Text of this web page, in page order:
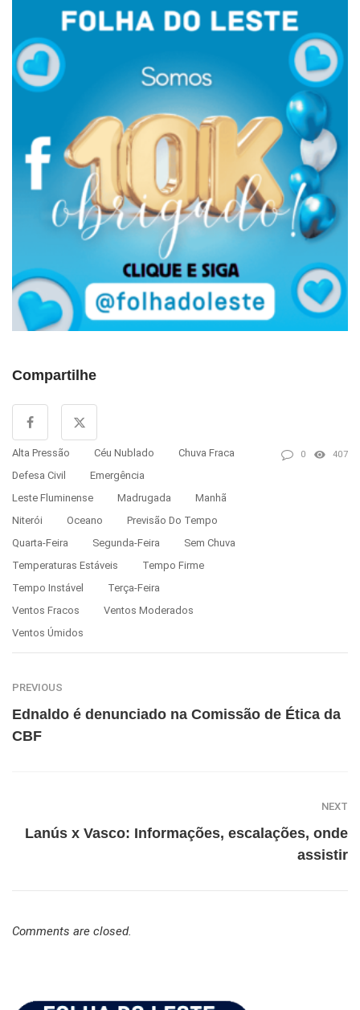
Compartilhe
Alta Pressão Céu Nublado
Chuva Fraca
Defesa Civil
Emergência
Leste Fluminense
Madrugada
Manhã
Niterói
Oceano
Previsão Do Tempo
Quarta-Feira
Segunda-Feira
Sem Chuva
Temperaturas Estáveis
Tempo Firme
Tempo Instável
Terça-Feira
Ventos Fracos
Ventos Moderados
Ventos Úmidos
0 407
PREVIOUS
Ednaldo é denunciado na Comissão de Ética da
CBF
NEXT
Lanús x Vasco: Informações, escalações, onde
assistir
Comments are closed.